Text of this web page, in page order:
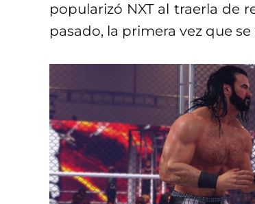
popularizó NXT al traerla de
pasado, la primera vez que